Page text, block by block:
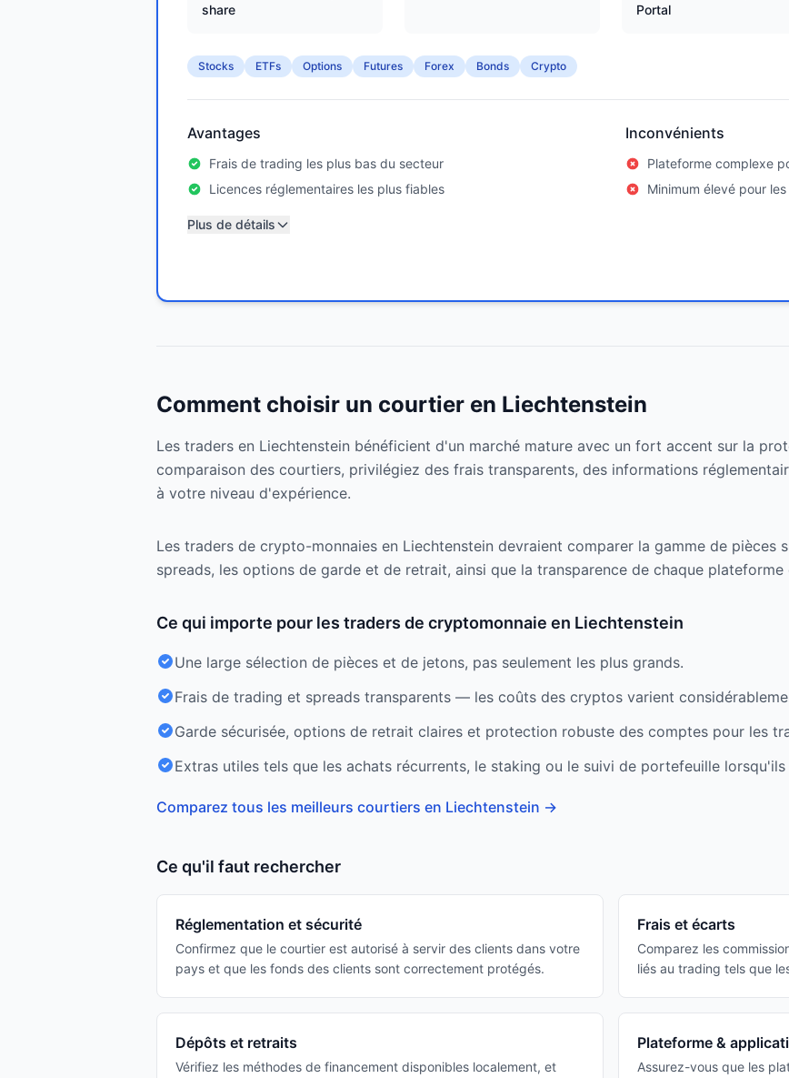
share
Portal
Stocks ETFs Options Futures Forex Bonds Crypto
Avantages
Frais de trading les plus bas du secteur
Licences réglementaires les plus fiables
Inconvénients
Plateforme complexe
Minimum élevé pour
Plus de détails
Comment choisir un courtier en Liechtenstein
Les traders en Liechtenstein bénéficient d'un marché mature avec un fort accent sur la
comparaison des courtiers, privilégiez des frais transparents, des informations
à votre niveau d'expérience.
Les traders de crypto-monnaies en Liechtenstein devraient comparer la gamme de pièces
spreads, les options de garde et de retrait, ainsi que la transparence de chaque plateforme
Ce qui importe pour les traders de cryptomonnaie en Liechtenstein
Une large sélection de pièces et de jetons, pas seulement les plus grands.
Frais de trading et spreads transparents — les coûts des cryptos varient
Garde sécurisée, options de retrait claires et protection robuste des comptes pour les
Extras utiles tels que les achats récurrents, le staking ou le suivi de portefeuille
Comparez tous les meilleurs courtiers en Liechtenstein →
Ce qu'il faut rechercher
Réglementation et sécurité
Confirmez que le courtier est autorisé à servir des clients dans votre
pays et que les fonds des clients sont correctement protégés.
Frais et écarts
Comparez les
liés au trading tels que
Dépôts et retraits
Vérifiez les méthodes de financement disponibles localement, et
Plateforme &
Assurez-vous que les